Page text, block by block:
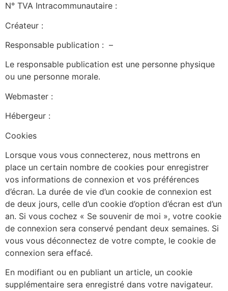
N° TVA Intracommunautaire :
Créateur :
Responsable publication : –
Le responsable publication est une personne physique
ou une personne morale.
Webmaster :
Hébergeur :
Cookies
Lorsque vous vous connecterez, nous mettrons en
place un certain nombre de cookies pour enregistrer
vos informations de connexion et vos préférences
d’écran. La durée de vie d’un cookie de connexion est
de deux jours, celle d’un cookie d’option d’écran est d’un
an. Si vous cochez « Se souvenir de moi », votre cookie
de connexion sera conservé pendant deux semaines. Si
vous vous déconnectez de votre compte, le cookie de
connexion sera effacé.
En modifiant ou en publiant un article, un cookie
supplémentaire sera enregistré dans votre navigateur.